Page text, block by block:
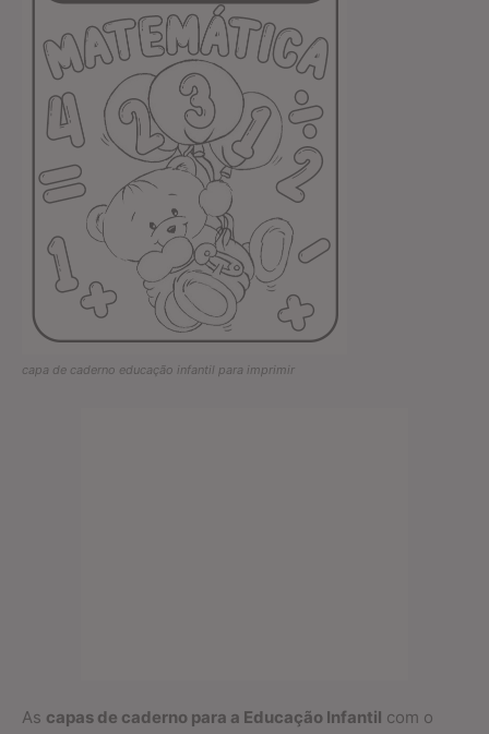
capa de caderno educação infantil para imprimir
As capas de caderno para a Educação Infantil com o